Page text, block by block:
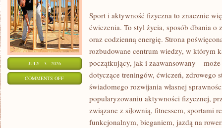
JULY - 3 - 2026
COMMENTS OFFON
WYTRZYMAŁOŚĆ
Sport i aktywność fizyczna to znacznie
ćwiczenia. To styl życia, sposób dbania o
oraz codzienną energię. Strona
rozbudowane centrum wiedzy, w którym
początkujący, jak i zaawansowany –
dotyczące treningów, ćwiczeń, zdrowego
świadomego rozwijania własnej
popularyzowaniu aktywności fizycznej,
związane z siłownią, fitnessem, sportami
funkcjonalnym, bieganiem, jazdą na